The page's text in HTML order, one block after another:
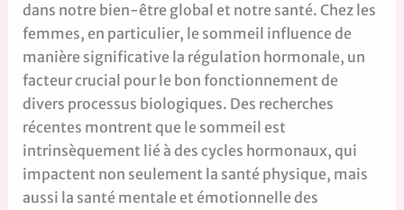
dans notre bien-être global et notre santé. Chez les
femmes, en particulier, le sommeil influence de
manière significative la régulation hormonale, un
facteur crucial pour le bon fonctionnement de
divers processus biologiques. Des recherches
récentes montrent que le sommeil est
intrinsèquement lié à des cycles hormonaux, qui
impactent non seulement la santé physique, mais
aussi la santé mentale et émotionnelle des